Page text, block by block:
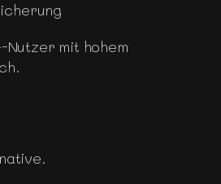
mit hohem